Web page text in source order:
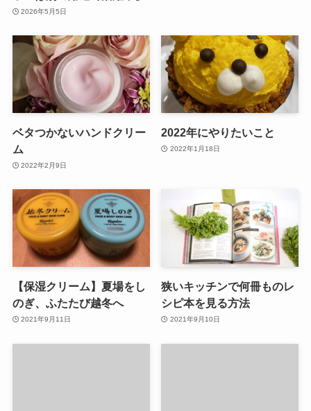
2026年5月5日
ベタつかないハンドクリー
ム
2022年2月9日
2022年にやりたいこと
2022年1月18日
【保湿クリーム】夏場をし
のぎ、ふたたび越冬へ
2021年9月11日
狭いキッチンで何冊ものレ
シピ本を見る方法
2021年9月10日